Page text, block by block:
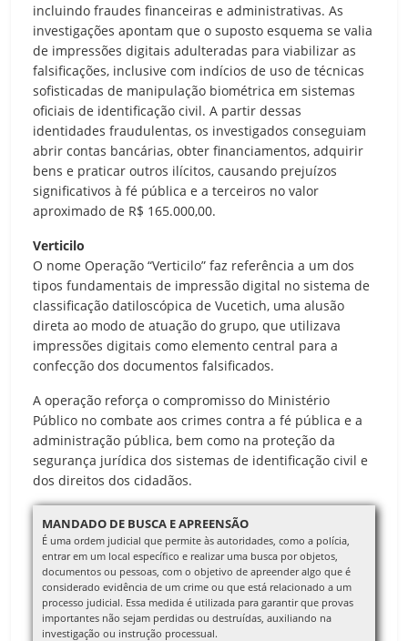
incluindo fraudes financeiras e administrativas. As
investigações apontam que o suposto esquema se valia
de impressões digitais adulteradas para viabilizar as
falsificações, inclusive com indícios de uso de técnicas
sofisticadas de manipulação biométrica em sistemas
oficiais de identificação civil. A partir dessas
identidades fraudulentas, os investigados conseguiam
abrir contas bancárias, obter financiamentos, adquirir
bens e praticar outros ilícitos, causando prejuízos
significativos à fé pública e a terceiros no valor
aproximado de R$ 165.000,00.
Verticilo
O nome Operação “Verticilo” faz referência a um dos
tipos fundamentais de impressão digital no sistema de
classificação datiloscópica de Vucetich, uma alusão
direta ao modo de atuação do grupo, que utilizava
impressões digitais como elemento central para a
confecção dos documentos falsificados.
A operação reforça o compromisso do Ministério
Público no combate aos crimes contra a fé pública e a
administração pública, bem como na proteção da
segurança jurídica dos sistemas de identificação civil e
dos direitos dos cidadãos.
MANDADO DE BUSCA E APREENSÃO
É uma ordem judicial que permite às autoridades, como a polícia,
entrar em um local específico e realizar uma busca por objetos,
documentos ou pessoas, com o objetivo de apreender algo que é
considerado evidência de um crime ou que está relacionado a um
processo judicial. Essa medida é utilizada para garantir que provas
importantes não sejam perdidas ou destruídas, auxiliando na
investigação ou instrução processual.